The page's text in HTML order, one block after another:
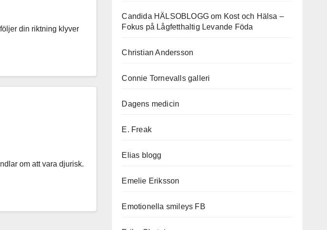
din riktning klyver
om att vara djurisk.
Candida HÄLSOBLOGG om Kost och Hälsa –
Fokus på Lågfetthaltig Levande Föda
Christian Andersson
Connie Tornevalls galleri
Dagens medicin
E. Freak
Elias blogg
Emelie Eriksson
Emotionella smileys FB